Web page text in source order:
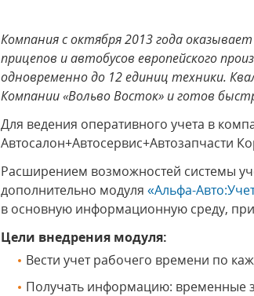
Компания с октября 2013 года
прицепов и автобусов европейского
одновременно до 12 единиц техники.
Компании «Вольво Восток» и готов
Для ведения оперативного учета в
Автосалон+Автосервис+Автозапчасти
Расширением возможностей системы
дополнительно модуля«Альфа-
в основную информационную среду,
Цели внедрения модуля:
Вести учет рабочего времени по
Получать информацию: временные